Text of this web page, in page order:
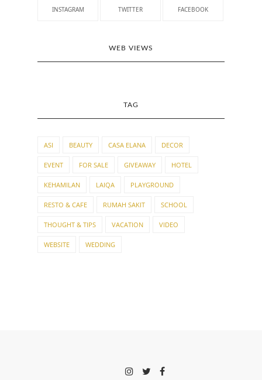
INSTAGRAM TWITTER FACEBOOK
WEB VIEWS
TAG
ASI BEAUTY CASA ELANA DECOR
EVENT FOR SALE GIVEAWAY HOTEL
KEHAMILAN LAIQA PLAYGROUND
RESTO & CAFE RUMAH SAKIT SCHOOL
THOUGHT & TIPS VACATION VIDEO
WEBSITE WEDDING